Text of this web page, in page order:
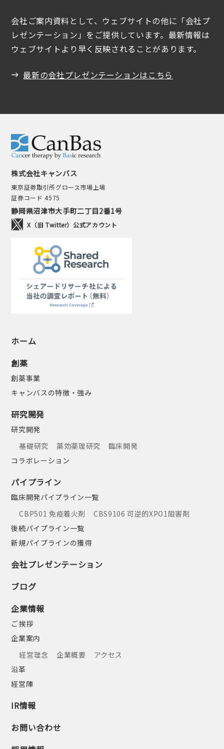
会社ご案内資料として、ウェブサイトの他に「会社プ
レゼンテーション」をご提供しています。最新情報は
ウェブサイトより早く反映されることがあります。
最新の会社プレゼンテーションはこちら
株式会社キャンバス
東京証券取引所グロース市場上場
証券コード 4575
静岡県沼津市大手町二丁目2番1号
X（旧 Twitter）公式アカウント
ホーム
創薬
創薬事業
キャンバスの特徴・強み
研究開発
研究開発
基礎研究
薬効薬理研究
臨床開発
コラボレーション
パイプライン
臨床開発パイプライン一覧
CBP501 免疫着火剤
CBS9106 可逆的XPO1阻害剤
後続パイプライン一覧
新規パイプラインの獲得
会社プレゼンテーション
ブログ
企業情報
ご挨拶
企業案内
経営理念
企業概要
アクセス
沿革
経営陣
IR情報
お問い合わせ